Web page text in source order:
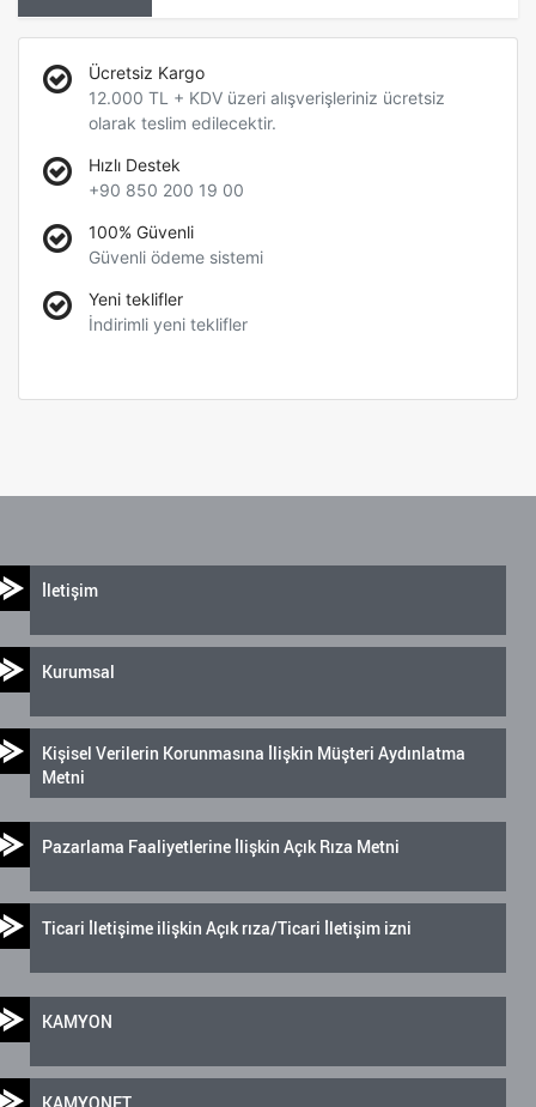
Ücretsiz Kargo
12.000 TL + KDV üzeri alışverişleriniz ücretsiz
olarak teslim edilecektir.
Hızlı Destek
+90 850 200 19 00
100% Güvenli
Güvenli ödeme sistemi
Yeni teklifler
İndirimli yeni teklifler
İletişim
Kurumsal
Kişisel Verilerin Korunmasına İlişkin Müşteri Aydınlatma
Metni
Pazarlama Faaliyetlerine İlişkin Açık Rıza Metni
Ticari İletişime ilişkin Açık rıza/Ticari İletişim izni
KAMYON